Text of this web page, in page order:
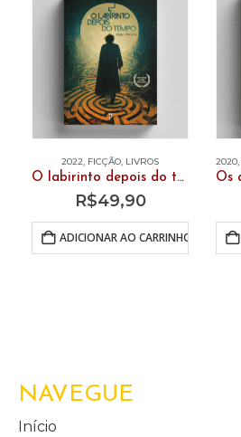
2022, FICÇÃO, LIVROS
O labirinto depois do tempo
R$49,90
ADICIONAR AO CARRINHO
2020,
NAVEGUE
Início